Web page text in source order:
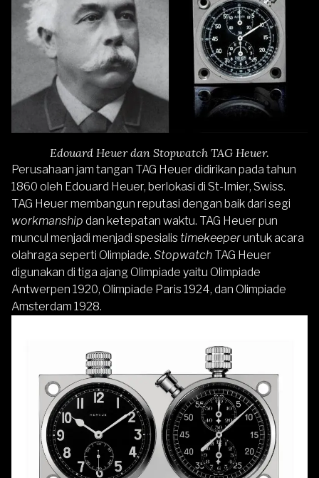
Edouard Heuer dan Stopwatch TAG Heuer.
Perusahaan jam tangan TAG Heuer didirikan pada tahun
1860 oleh Edouard Heuer, berlokasi di St-Imier, Swiss.
TAG Heuer membangun reputasi dengan baik dari segi
workmanship dan ketepatan waktu. TAG Heuer pun
muncul menjadi menjadi spesialis timekeeperuntuk acara
olahraga seperti Olimpiade. Stopwatch TAG Heuer
digunakan di tiga ajang Olimpiade yaitu Olimpiade
Antwerpen 1920, Olimpiade Paris 1924, dan Olimpiade
Amsterdam 1928.